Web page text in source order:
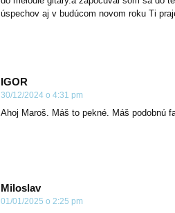
úspechov aj v budúcom novom roku Ti
IGOR
30/12/2024 o 4:31 pm
Ahoj Maroš. Máš to pekné. Máš podobnú
Miloslav
01/01/2025 o 2:25 pm